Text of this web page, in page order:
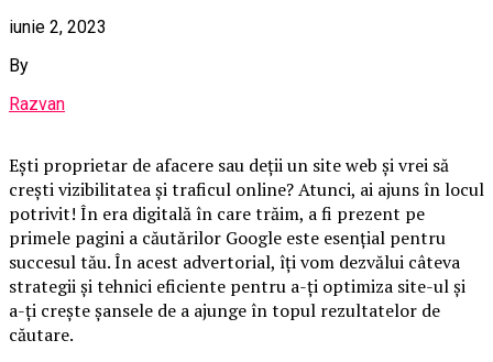
iunie 2, 2023
By
Razvan
Ești proprietar de afacere sau deții un site web și vrei să
crești vizibilitatea și traficul online? Atunci, ai ajuns în locul
potrivit! În era digitală în care trăim, a fi prezent pe
primele pagini a căutărilor Google este esențial pentru
succesul tău. În acest advertorial, îți vom dezvălui câteva
strategii și tehnici eficiente pentru a-ți optimiza site-ul și
a-ți crește șansele de a ajunge în topul rezultatelor de
căutare.